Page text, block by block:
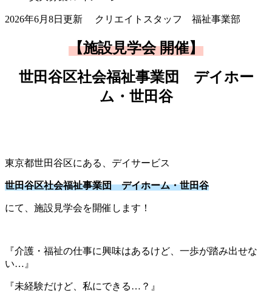
2026年6月8日更新 クリエイトスタッフ 福祉事業部
【施設見学会 開催】
世田谷区社会福祉事業団 デイホー
ム・世田谷
東京都世田谷区にある、デイサービス
世田谷区社会福祉事業団 デイホーム・世田谷
にて、施設見学会を開催します！
『介護・福祉の仕事に興味はあるけど、一歩が踏み出せな
い… 』
『未経験だけど、私にできる…？』